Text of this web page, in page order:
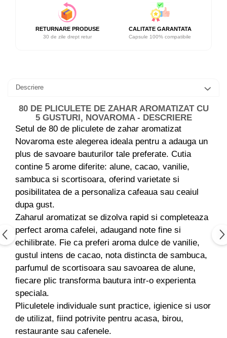
RETURNARE PRODUSE
30 de zile drept retur
CALITATE GARANTATA
Capsule 100% compatibile
Descriere
80 DE PLICULETE DE ZAHAR AROMATIZAT CU
5 GUSTURI, NOVAROMA - DESCRIERE
Setul de 80 de pliculete de zahar aromatizat
Novaroma este alegerea ideala pentru a adauga un
plus de savoare bauturilor tale preferate. Cutia
contine 5 arome diferite: alune, cacao, vanilie,
sambuca si scortisoara, oferind varietate si
posibilitatea de a personaliza cafeaua sau ceaiul
dupa gust.
Zaharul aromatizat se dizolva rapid si completeaza
perfect aroma cafelei, adaugand note fine si
echilibrate. Fie ca preferi aroma dulce de vanilie,
gustul intens de cacao, nota distincta de sambuca,
parfumul de scortisoara sau savoarea de alune,
fiecare plic transforma bautura intr-o experienta
speciala.
Pliculetele individuale sunt practice, igienice si usor
de utilizat, fiind potrivite pentru acasa, birou,
restaurante sau cafenele.